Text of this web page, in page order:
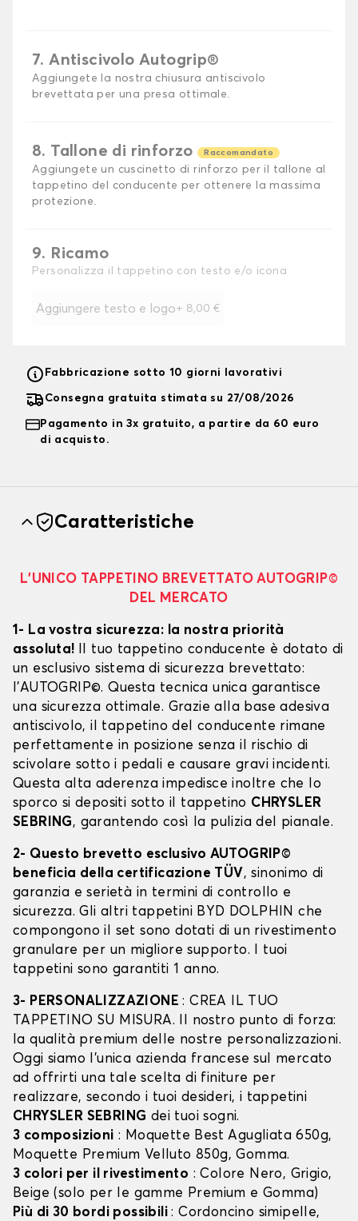
7. Antiscivolo Autogrip®
Aggiungete la nostra chiusura antiscivolo
brevettata per una presa ottimale.
8. Tallone di rinforzo Raccomandato
Aggiungete un cuscinetto di rinforzo per il tallone al
tappetino del conducente per ottenere la massima
protezione.
9. Ricamo
Personalizza il tappetino con testo e/o icona
Aggiungere testo e logo+ 8,00 €
Fabbricazione sotto 10 giorni lavorativi
Consegna gratuita stimata su 27/08/2026
Pagamento in 3x gratuito, a partire da 60 euro
di acquisto.
Caratteristiche
L’UNICO TAPPETINO BREVETTATO AUTOGRIP©
DEL MERCATO
1- La vostra sicurezza: la nostra priorità
assoluta! Il tuo tappetino conducente è dotato di
un esclusivo sistema di sicurezza brevettato:
l’AUTOGRIP©. Questa tecnica unica garantisce
una sicurezza ottimale. Grazie alla base adesiva
antiscivolo, il tappetino del conducente rimane
perfettamente in posizione senza il rischio di
scivolare sotto i pedali e causare gravi incidenti.
Questa alta aderenza impedisce inoltre che lo
sporco si depositi sotto il tappetino CHRYSLER
SEBRING, garantendo così la pulizia del pianale.
2- Questo brevetto esclusivo AUTOGRIP©
beneficia della certificazione TÜV, sinonimo di
garanzia e serietà in termini di controllo e
sicurezza. Gli altri tappetini BYD DOLPHIN che
compongono il set sono dotati di un rivestimento
granulare per un migliore supporto. I tuoi
tappetini sono garantiti 1 anno.
3- PERSONALIZZAZIONE: CREA IL TUO
TAPPETINO SU MISURA. Il nostro punto di forza:
la qualità premium delle nostre personalizzazioni.
Oggi siamo l’unica azienda francese sul mercato
ad offrirti una tale scelta di finiture per
realizzare, secondo i tuoi desideri, i tappetini
CHRYSLER SEBRING dei tuoi sogni.
3 composizioni : Moquette Best Agugliata 650g,
Moquette Premium Velluto 850g, Gomma.
3 colori per il rivestimento : Colore Nero, Grigio,
Beige (solo per le gamme Premium e Gomma)
Più di 30 bordi possibili: Cordoncino simipelle,